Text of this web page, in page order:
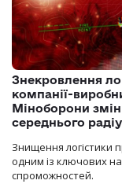
Знекровлення
компанії-
Міноборони
середнього
Знищення логістики
одним із ключових
спроможностей.